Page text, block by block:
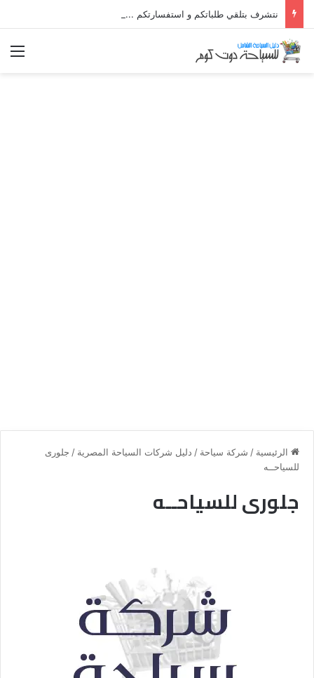
الرئيسية / شركة سياحة / دليل شركات السياحة المصرية / جلورى
للسياحــه
جلورى للسياحــه